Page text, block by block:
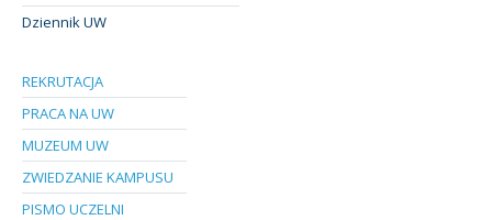
Dziennik UW
REKRUTACJA
PRACA NA UW
MUZEUM UW
ZWIEDZANIE KAMPUSU
PISMO UCZELNI